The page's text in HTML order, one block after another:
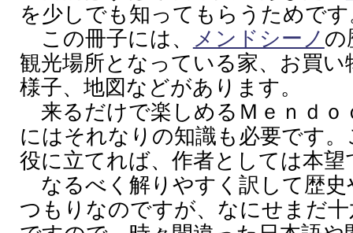
を少しでも知ってもらうためです
この冊子には、
メンドシーノ の
観光場所となっている家、お買
様子、地図などがあります。
来るだけで楽しめるＭｅｎｄｏ
にはそれなりの知識も必要です
役に立てれば、作者としては本望
なるべく解りやすく訳して歴史
つもりなのですが、なにせまだ